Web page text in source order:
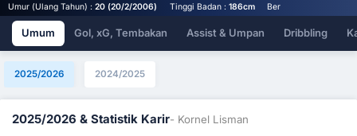
Umur (Ulang Tahun) : 20 (20/2/2006) Tinggi Badan : 186cm Berat Badan :
Umum Gol, xG, Tembakan Assist & Umpan Dribbling
2025/2026 2024/2025
2025/2026 & Statistik Karir- Kornel Lisman